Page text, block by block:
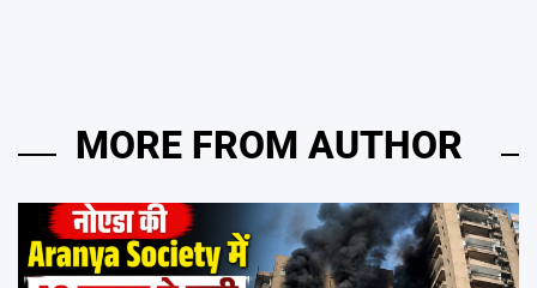
MORE FROM AUTHOR